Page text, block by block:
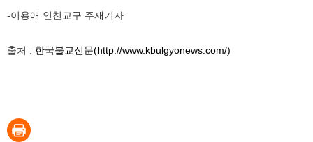
-이용애 인천교구 주재기자
출처 : 한국불교신문(http://www.kbulgyonews.com/)